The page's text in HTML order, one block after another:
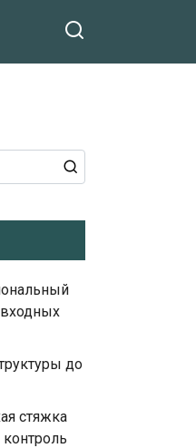
до
стяжка